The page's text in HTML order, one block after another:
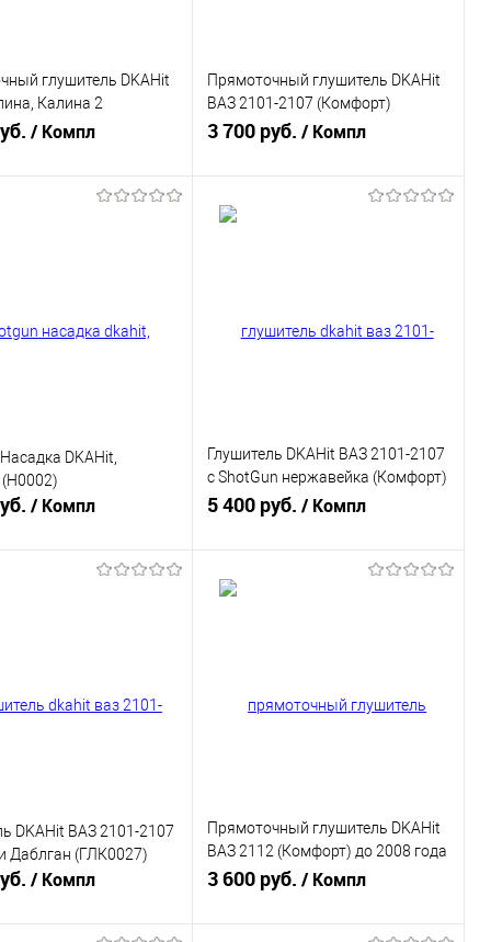
глушитель DKAHit
Калина 2
седан (ГЛП0001)
/ Компл
Прямоточный глушитель DKAHit
ВАЗ 2101-2107 (Комфорт)
(ГЛК0001)
3 700 руб./ Компл
DKAHit,
/ Компл
Глушитель DKAHit ВАЗ 2101-2107
с ShotGun нержавейка (Комфорт)
(ГЛК0005)
5 400 руб./ Компл
DKAHit ВАЗ 2101-2107
Даблган (ГЛК0027)
/ Компл
Прямоточный глушитель DKAHit
ВАЗ 2112 (Комфорт) до 2008 года
(ГЛП0019)
3 600 руб./ Компл